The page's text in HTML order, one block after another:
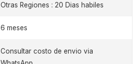
Otras Regiones : 20 Dias habiles
6 meses
Consultar costo de envio via